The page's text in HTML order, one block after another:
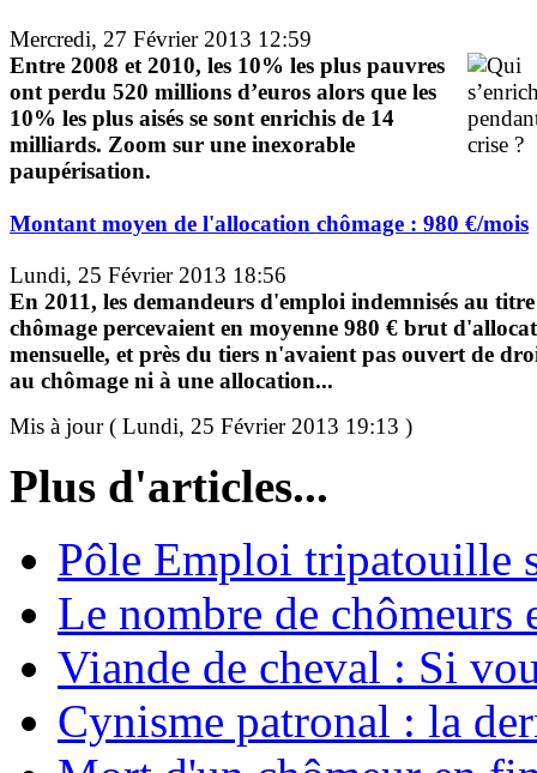
Mercredi, 27 Février 2013 12:59
Entre 2008 et 2010, les 10% les plus pauvres
ont perdu 520 millions d’euros alors que les
10% les plus aisés se sont enrichis de 14
milliards. Zoom sur une inexorable
paupérisation.
Montant moyen de l'allocation chômage : 980 €/mois
Lundi, 25 Février 2013 18:56
En 2011, les demandeurs d'emploi indemnisés au
chômage percevaient en moyenne 980 € brut
mensuelle, et près du tiers n'avaient pas ouvert de
au chômage ni à une allocation...
Mis à jour ( Lundi, 25 Février 2013 19:13 )
Plus d'articles...
Pôle Emploi tripatouille
Le nombre de
Viande de cheval : Si
Cynisme patronal : la